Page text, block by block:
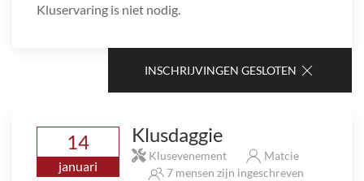
Kluservaring is niet nodig.
INSCHRIJVINGEN GESLOTEN
14
januari
Klusdaggie
Klusevenement
Matcie
7 mensen zijn ingeschreven